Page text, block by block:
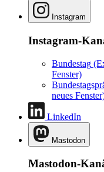
Instagram
Instagram-
Bundestag
Fenster)
neues
LinkedIn
Mastodon
Mastodon-